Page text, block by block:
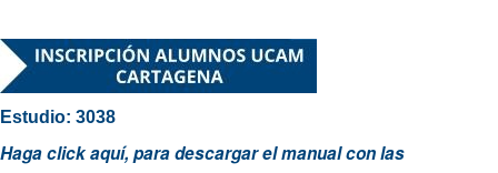
Estudio: 3038
Haga click aquí, para descargar el manual con las